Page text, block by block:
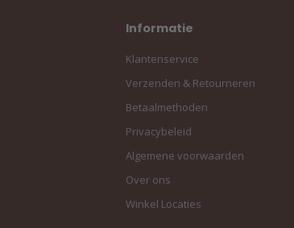
Informatie
Klantenservice
Verzenden & Retourneren
Betaalmethoden
Privacybeleid
Algemene voorwaarden
Over ons
Winkel Locaties